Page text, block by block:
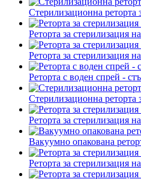
Стерилизационна реторта
Реторта за стерилизация
Реторта за стерилизация
Реторта с воден спрей -
Стерилизационна реторта
Реторта за стерилизация
Вакуумно опакована
Реторта за стерилизация